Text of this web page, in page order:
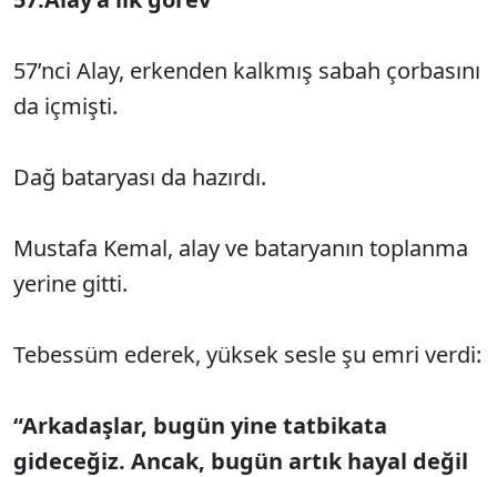
57’nci Alay, erkenden kalkmış sabah çorbasını
da içmişti.
Dağ bataryası da hazırdı.
Mustafa Kemal, alay ve bataryanın toplanma
yerine gitti.
Tebessüm ederek, yüksek sesle şu emri verdi:
“Arkadaşlar, bugün yine tatbikata
gideceğiz. Ancak, bugün artık hayal değil